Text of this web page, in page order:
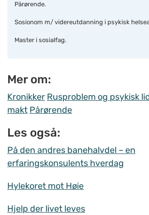
Pårørende.
Sosionom m/ videreutdanning i psykisk
Master i sosialfag.
Mer om:
Kronikker Rusproblem og psykisk
makt Pårørende
Les også:
På den andres banehalvdel – en
erfaringskonsulents hverdag
Hylekoret mot Høie
Hjelp der livet leves